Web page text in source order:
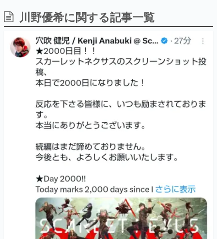
日本のコンテンツ産業やカルチャーに与えた影響を探る企
画です。
日本モバイルゲーム産業史
日本のモバイルゲーム史における主要なトピック・タイト
ルを網羅するほか、開発者へのインタビューや識者による
解説を掲載。約20年の歴史が一望できる決定版！
若ゲのいたり〜ゲームクリエイターの青春〜
『うつヌケ』『ペンと箸』等で知られるマンガ家・田中圭
ゲーム開発者・hamatsu氏がゲームの魅力を画面や操作の
具体的な形から解き明かしていく、硬派で骨太な評論連載
ゲームが変えた日本語
「経験値」「裏技」「ラスボス」… ゲームにまつわる言葉
イニーP氏が徹底調査。
カテゴリ
特集記事
川野優希に関する記事一覧